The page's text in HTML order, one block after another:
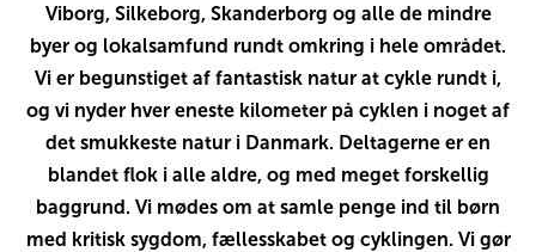
Viborg, Silkeborg, Skanderborg og alle de mindre
byer og lokalsamfund rundt omkring i hele området.
Vi er begunstiget af fantastisk natur at cykle rundt i,
og vi nyder hver eneste kilometer på cyklen i noget af
det smukkeste natur i Danmark. Deltagerne er en
blandet flok i alle aldre, og med meget forskellig
baggrund. Vi mødes om at samle penge ind til børn
med kritisk sygdom, fællesskabet og cyklingen. Vi gør